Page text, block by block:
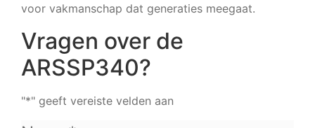
voor vakmanschap dat generaties meegaat.
Vragen over de
ARSSP340?
"*" geeft vereiste velden aan